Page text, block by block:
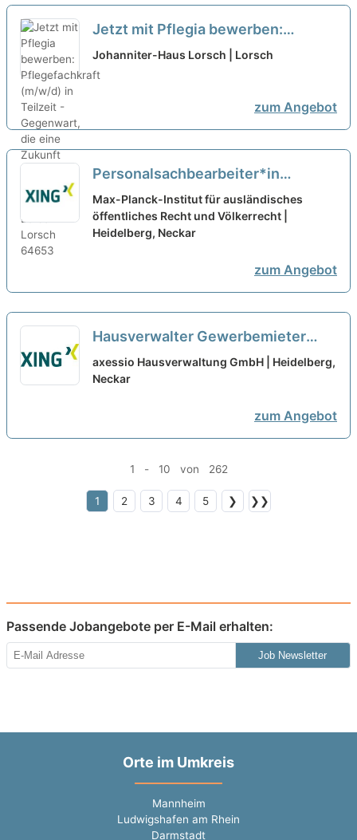
Jetzt mit Pflegia bewerben:
Pflegefachkraft (m/w/d) in Teilzeit
- Gegenwart, die eine Zukunft hat!
Johanniter-Haus Lorsch | Lorsch
zum Angebot
Personalsachbearbeiter*in
(m/w/d) in Voll- oder Teilzeit
(Elternzeitvertretung) neu
Max-Planck-Institut für ausländisches
öffentliches Recht und Völkerrecht |
Heidelberg, Neckar
zum Angebot
Hausverwalter Gewerbemieter
Teilzeit/Vollzeit (m/w/d) neu
axessio Hausverwaltung GmbH | Heidelberg,
Neckar
zum Angebot
1 - 10 von 262
1 2 3 4 5 ❯ ❯❯
Passende Jobangebote per E-Mail erhalten:
Job Newsletter
Orte im Umkreis
Mannheim
Ludwigshafen am Rhein
Darmstadt